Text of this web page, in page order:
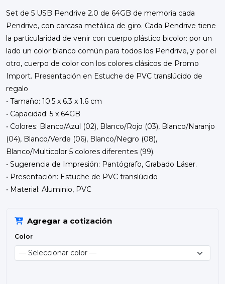
Set de 5 USB Pendrive 2.0 de 64GB de memoria cada
Pendrive, con carcasa metálica de giro. Cada Pendrive tiene
la particularidad de venir con cuerpo plástico bicolor: por un
lado un color blanco común para todos los Pendrive, y por el
otro, cuerpo de color con los colores clásicos de Promo
Import. Presentación en Estuche de PVC translúcido de
regalo
• Tamaño: 10.5 x 6.3 x 1.6 cm
• Capacidad: 5 x 64GB
• Colores: Blanco/Azul (02), Blanco/Rojo (03), Blanco/Naranjo
(04), Blanco/Verde (06), Blanco/Negro (08),
Blanco/Multicolor 5 colores diferentes (99).
• Sugerencia de Impresión: Pantógrafo, Grabado Láser.
• Presentación: Estuche de PVC translúcido
• Material: Aluminio, PVC
Agregar a cotización
Color